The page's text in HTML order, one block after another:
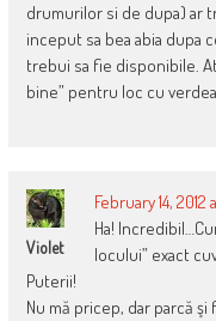
drumurilor si de dupa) ar
inceput sa bea abia dupa
trebui sa fie disponibile.
bine” pentru loc cu
Violet
February 14, 2012
Ha!
locului” exact
Puterii!
Nu mă pricep, dar parcă